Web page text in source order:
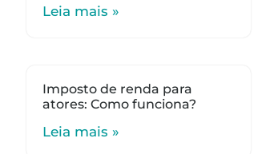
Leia mais »
Imposto de renda para
atores: Como funciona?
Leia mais »